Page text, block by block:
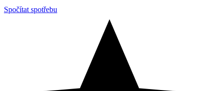
Spočítat spotřebu